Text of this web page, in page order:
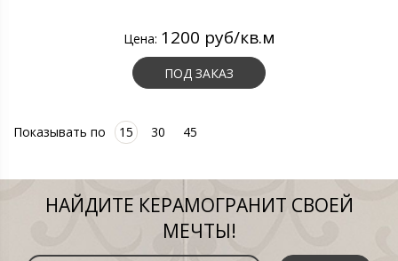
Цена: 1200 руб/кв.м
ПОД ЗАКАЗ
Показывать по 15 30 45
НАЙДИТЕ КЕРАМОГРАНИТ СВОЕЙ
МЕЧТЫ!